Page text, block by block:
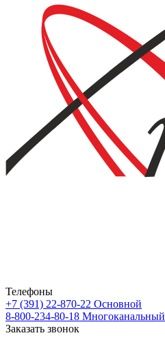
Телефоны
+7 (391) 22-870-22 Основной
8-800-234-80-18 Многоканальный
Заказать звонок